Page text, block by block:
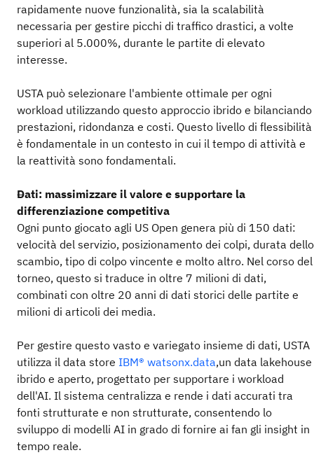
rapidamente nuove funzionalità, sia la scalabilità
necessaria per gestire picchi di traffico drastici, a volte
superiori al 5.000%, durante le partite di elevato
interesse.
USTA può selezionare l'ambiente ottimale per ogni
workload utilizzando questo approccio ibrido e bilanciando
prestazioni, ridondanza e costi. Questo livello di flessibilità
è fondamentale in un contesto in cui il tempo di attività e
la reattività sono fondamentali.
Dati: massimizzare il valore e supportare la
differenziazione competitiva
Ogni punto giocato agli US Open genera più di 150 dati:
velocità del servizio, posizionamento dei colpi, durata dello
scambio, tipo di colpo vincente e molto altro. Nel corso del
torneo, questo si traduce in oltre 7 milioni di dati,
combinati con oltre 20 anni di dati storici delle partite e
milioni di articoli dei media.
Per gestire questo vasto e variegato insieme di dati, USTA
utilizza il data store IBM® watsonx.data,un data lakehouse
ibrido e aperto, progettato per supportare i workload
dell'AI. Il sistema centralizza e rende i dati accurati tra
fonti strutturate e non strutturate, consentendo lo
sviluppo di modelli AI in grado di fornire ai fan gli insight in
tempo reale.